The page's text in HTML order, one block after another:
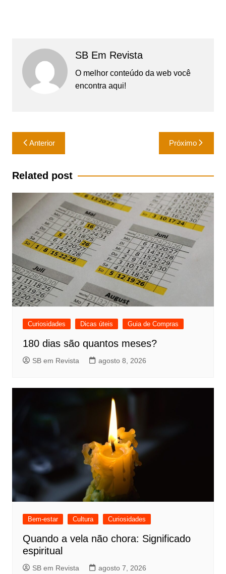
SB Em Revista
O melhor conteúdo da web você
encontra aqui!
Navegação
de
Post
Anterior Próximo
Related post
Curiosidades Dicas úteis Guia de Compras
180 dias são quantos meses?
SB em Revista agosto 8, 2026
Bem-estar Cultura Curiosidades
Quando a vela não chora: Significado
espiritual
SB em Revista agosto 7, 2026